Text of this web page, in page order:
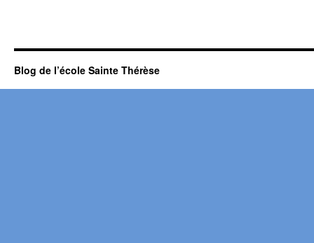
Blog de l’école Sainte Thérèse